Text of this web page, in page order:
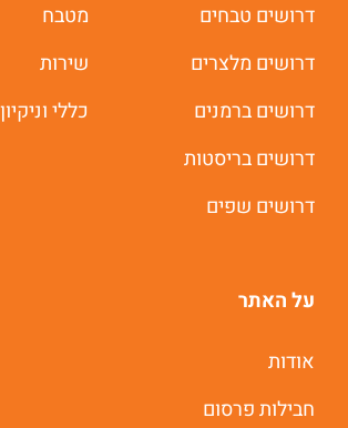
דרושים טבחים
דרושים מלצרים
דרושים ברמנים
דרושים בריסטות
דרושים שפים
מטבח
שירות
כללי וניקיון
על האתר
אודות
חבילות פרסום
משרות חמות